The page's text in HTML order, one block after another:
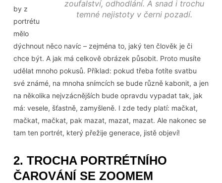
zoufalství, odhodlání. A snad i trochu
temné nejistoty v černi pozadí.
by z
portrétu
mělo
dýchnout něco navíc – zejména to, jaký ten člověk je či
chce být. A jak má celkově obrázek působit. Proto musíte
udělat mnoho pokusů. Příklad: pokud třeba fotíte svatbu
své známé, na mnoha snímcích se bude různě kabonit, a jen
na několika nejvzácnějších bude opravdu vypadat tak, jak
má: vesele, šťastně, zamyšleně. I zde tedy platí: mačkat,
mačkat, mačkat, pak mazat, mazat, mazat. Ale nakonec se
tam ten portrét, který přežije generace, jistě objeví!
2. TROCHA PORTRÉTNÍHO
ČAROVÁNÍ SE ZOOMEM